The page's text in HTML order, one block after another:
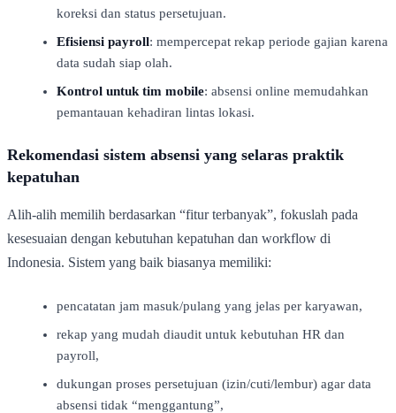
koreksi dan status persetujuan.
Efisiensi payroll: mempercepat rekap periode gajian karena
data sudah siap olah.
Kontrol untuk tim mobile: absensi online memudahkan
pemantauan kehadiran lintas lokasi.
Rekomendasi sistem absensi yang selaras praktik
kepatuhan
Alih-alih memilih berdasarkan “fitur terbanyak”, fokuslah pada
kesesuaian dengan kebutuhan kepatuhan dan workflow di
Indonesia. Sistem yang baik biasanya memiliki:
pencatatan jam masuk/pulang yang jelas per karyawan,
rekap yang mudah diaudit untuk kebutuhan HR dan
payroll,
dukungan proses persetujuan (izin/cuti/lembur) agar data
absensi tidak “menggantung”,